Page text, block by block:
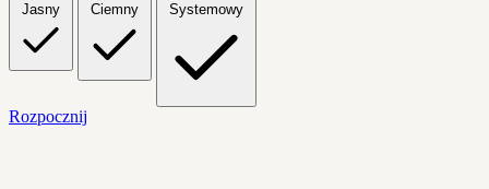
Jasny Ciemny Systemowy
Rozpocznij